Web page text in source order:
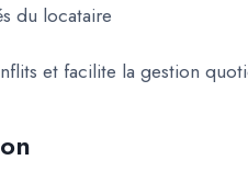
du locataire
et facilite la gestion